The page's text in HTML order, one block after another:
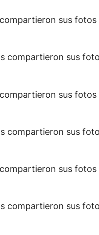
sus fotos
sus fotos
sus fotos